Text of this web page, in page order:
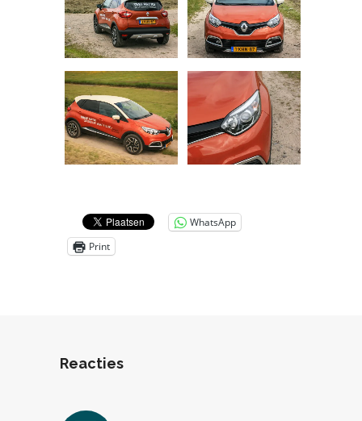
WhatsApp
Print
Reacties